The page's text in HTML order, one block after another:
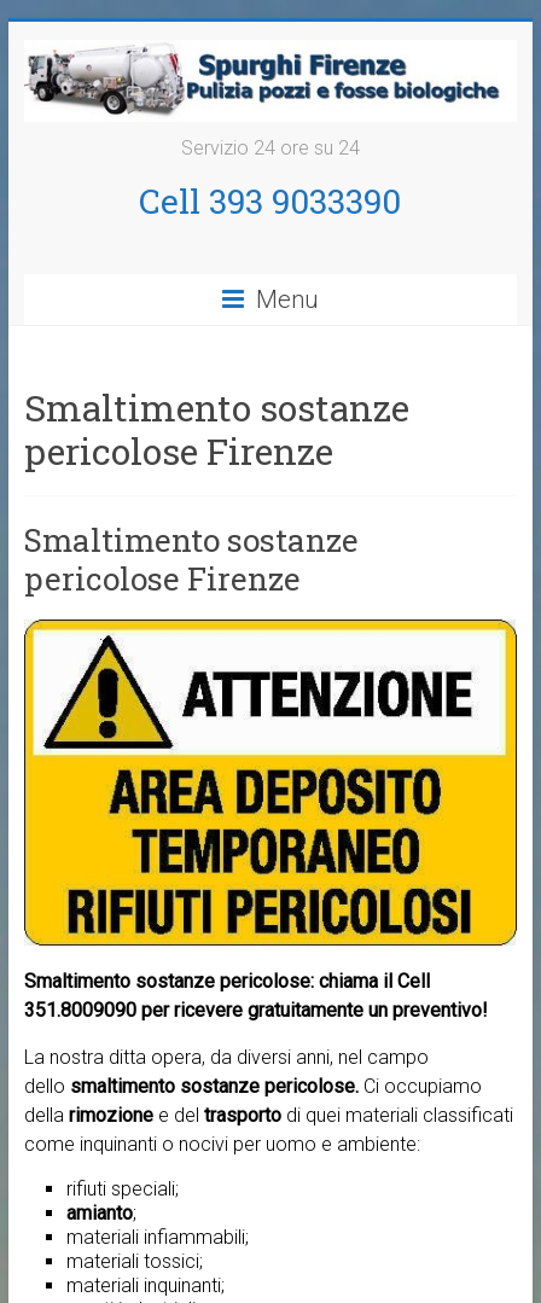
Servizio 24 ore su 24
Cell 393 9033390
Menu
Smaltimento sostanze
pericolose Firenze
Smaltimento sostanze
pericolose Firenze
Smaltimento sostanze pericolose: chiama il Cell
351.8009090 per ricevere gratuitamente un preventivo!
La nostra ditta opera, da diversi anni, nel campo
dello smaltimento sostanze pericolose. Ci occupiamo
della rimozionee del trasportodi quei materiali classificati
come inquinanti o nocivi per uomo e ambiente:
rifiuti speciali;
amianto;
materiali infiammabili;
materiali tossici;
materiali inquinanti;